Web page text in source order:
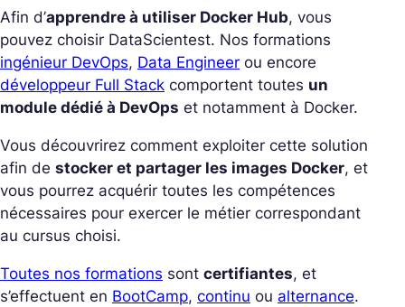
Afin d’apprendre à utiliser Docker Hub, vous
pouvez choisir DataScientest. Nos formations
ingénieur DevOps, Data Engineer ou encore
développeur Full Stack comportent toutes un
module dédié à DevOps et notamment à Docker.
Vous découvrirez comment exploiter cette solution
afin de stocker et partager les images Docker, et
vous pourrez acquérir toutes les compétences
nécessaires pour exercer le métier correspondant
au cursus choisi.
Toutes nos formations sont certifiantes, et
s’effectuent en BootCamp, continu ou alternance.